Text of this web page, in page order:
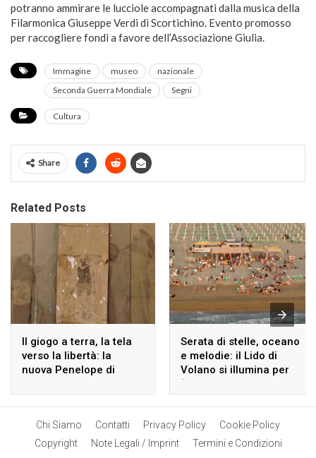
potranno ammirare le lucciole accompagnati dalla musica della
Filarmonica Giuseppe Verdi di Scortichino. Evento promosso
per raccogliere fondi a favore dell’Associazione Giulia.
Immagine museo
nazionale
Seconda Guerra Mondiale
Segni
Cultura
Share
Related Posts
Il giogo a terra, la tela
verso la libertà: la
nuova Penelope di
Serata di stelle, oceano
e melodie: il Lido di
Volano si illumina per
“Incontri di Mare”
Chi Siamo Contatti Privacy Policy
Cookie Policy
Copyright
Note Legali / Imprint Termini e Condizioni